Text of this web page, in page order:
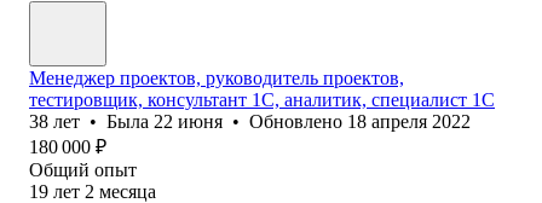
Менеджер проектов, руководитель проектов,
тестировщик, консультант 1С, аналитик, специалист 1С
38 лет • Была 22 июня • Обновлено 18 апреля 2022
180 000 ₽
Общий опыт
19 лет 2 месяца